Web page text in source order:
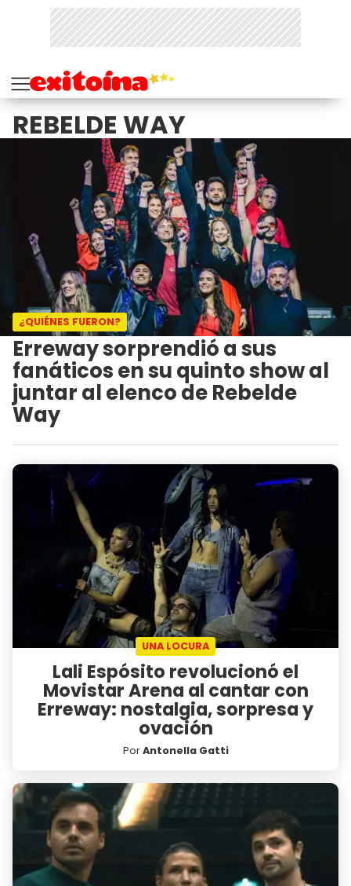
REBELDE WAY
¿QUIÉNES FUERON?
Erreway sorprendió a sus
fanáticos en su quinto show al
juntar al elenco de Rebelde
Way
UNA LOCURA
Lali Espósito revolucionó el
Movistar Arena al cantar con
Erreway: nostalgia, sorpresa y
ovación
PorAntonella Gatti